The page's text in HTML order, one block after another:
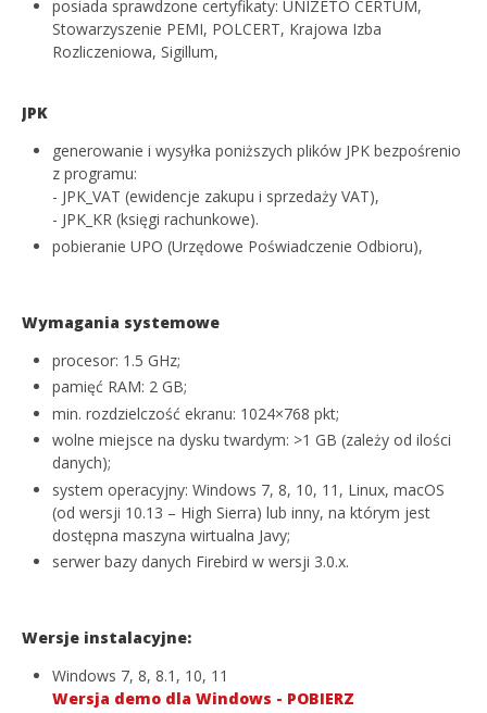
posiada sprawdzone certyfikaty: UNIZETO CERTUM,
Stowarzyszenie PEMI, POLCERT, Krajowa Izba
Rozliczeniowa, Sigillum,
JPK
generowanie i wysyłka poniższych plików JPK bezpośrenio
z programu:
- JPK_VAT (ewidencje zakupu i sprzedaży VAT),
- JPK_KR (księgi rachunkowe).
pobieranie UPO (Urzędowe Poświadczenie Odbioru),
Wymagania systemowe
procesor: 1.5 GHz;
pamięć RAM: 2 GB;
min. rozdzielczość ekranu: 1024×768 pkt;
wolne miejsce na dysku twardym: >1 GB (zależy od ilości
danych);
system operacyjny: Windows 7, 8, 10, 11, Linux, macOS
(od wersji 10.13 – High Sierra) lub inny, na którym jest
dostępna maszyna wirtualna Javy;
serwer bazy danych Firebird w wersji 3.0.x.
Wersje instalacyjne:
Windows 7, 8, 8.1, 10, 11
Wersja demo dla Windows - POBIERZ